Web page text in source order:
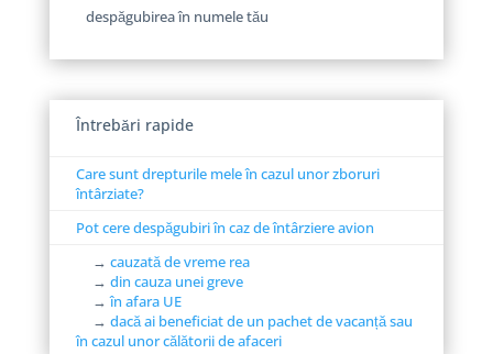
despăgubirea în numele tău
Întrebări rapide
Care sunt drepturile mele în cazul unor zboruri
întârziate?
Pot cere despăgubiri în caz de întârziere avion
→cauzată de vreme rea
→din cauza unei greve
→în afara UE
→dacă ai beneficiat de un pachet de vacanță sau
în cazul unor călătorii de afaceri